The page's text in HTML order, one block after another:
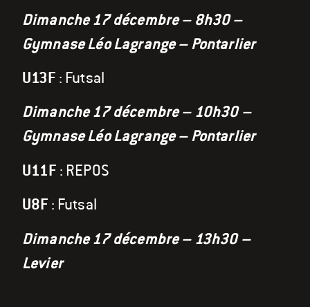
Dimanche 17 décembre – 8h30 –
Gymnase Léo Lagrange – Pontarlier
U13F : Futsal
Dimanche 17 décembre – 10h30 –
Gymnase Léo Lagrange – Pontarlier
U11F : REPOS
U8F : Futsal
Dimanche 17 décembre – 13h30 –
Levier